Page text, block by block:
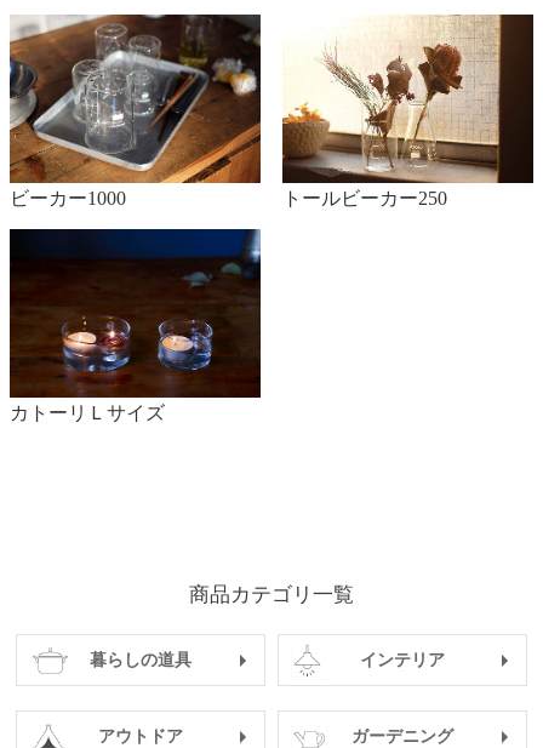
ビーカー1000 トールビーカー250
カトーリＬサイズ
商品カテゴリ一覧
暮らしの道具 インテリア
アウトドア ガーデニング